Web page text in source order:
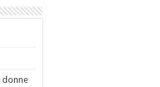
donne